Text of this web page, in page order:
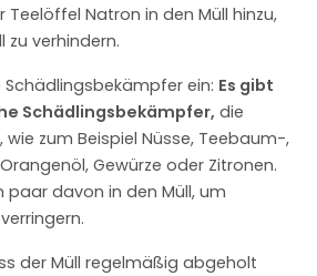
Natron in den Müll hinzu,
verhindern.
Schädlingsbekämpfer ein: Es gibt
Schädlingsbekämpfer, die
zum Beispiel Nüsse, Teebaum-,
Gewürze oder Zitronen.
paar davon in den Müll, um
der Müll regelmäßig abgeholt